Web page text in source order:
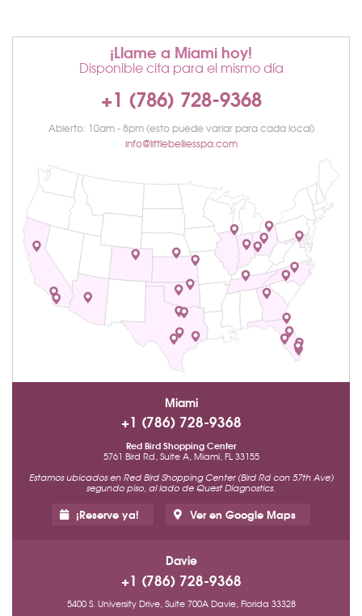
¡Llame a Miami hoy!
Disponible cita para el mismo día
+1 (786) 728-9368
Abierto: 10am - 8pm (esto puede variar para cada local)
info@littlebelliesspa.com
Miami
+1 (786) 728-9368
Red Bird Shopping Center
5761 Bird Rd, Suite A, Miami, FL 33155
Estamos ubicados en Red Bird Shopping Center (Bird Rd con 57th Ave)
segundo piso, al lado de Quest Diagnostics.
¡Reserve ya! Ver en Google Maps
Davie
+1 (786) 728-9368
5400 S. University Drive, Suite 700A Davie, Florida 33328